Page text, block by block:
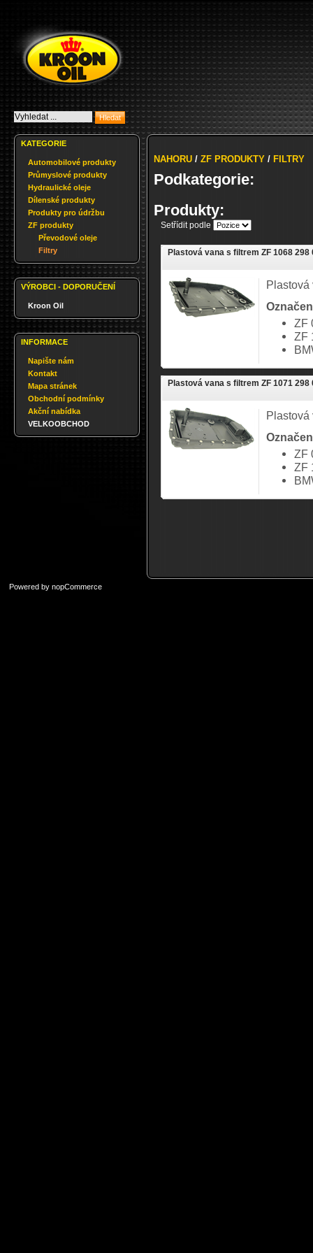
KATEGORIE
Automobilové produkty
Průmyslové produkty
Hydraulické oleje
Dílenské produkty
Produkty pro údržbu
ZF produkty
Převodové oleje
Filtry
VÝROBCI - DOPORUČENÍ
Kroon Oil
INFORMACE
Napište nám
Kontakt
Mapa stránek
Obchodní podmínky
Akční nabídka
VELKOOBCHOD
NAHORU / ZF PRODUKTY / FILTRY
Podkategorie:
Produkty:
Setřídit podle
Plastová vana s filtrem ZF 1068 298
Plastová
ZF
ZF
Plastová vana s filtrem ZF 1071 298
Plastová
ZF
ZF
Powered by nopCommerce